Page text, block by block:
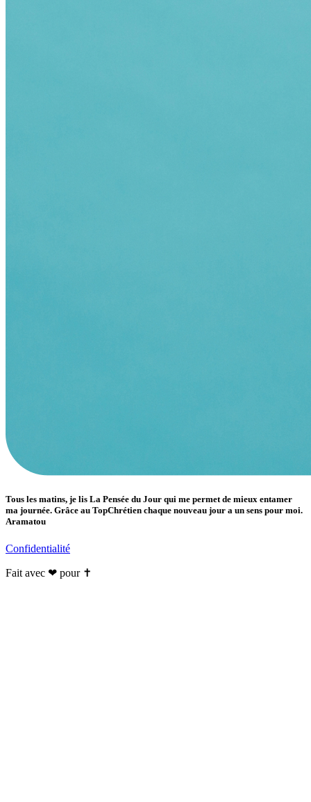
Tous les matins, je lis La Pensée du Jour qui me permet de mieux entamer
ma journée. Grâce au TopChrétien chaque nouveau jour a un sens pour moi.
Aramatou
Confidentialité
Fait avec ❤ pour ✝️️